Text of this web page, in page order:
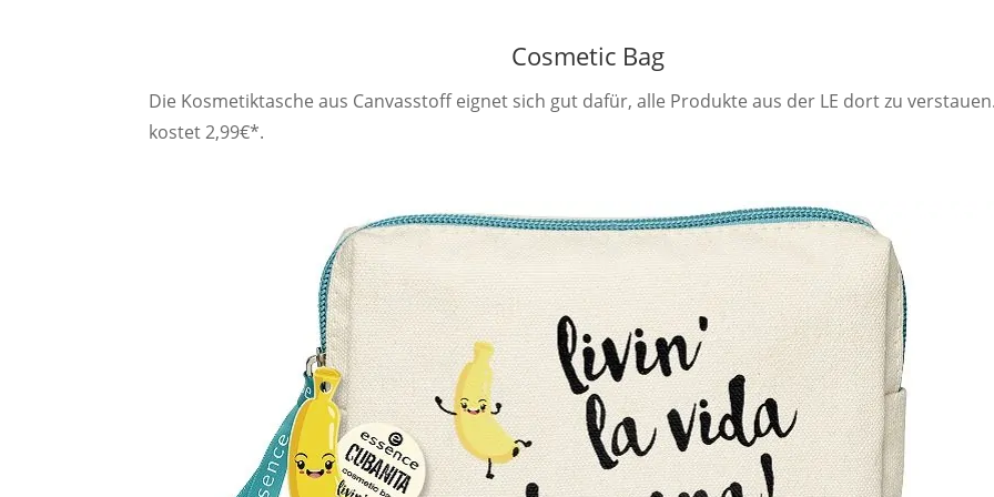
Cosmetic Bag
Die Kosmetiktasche aus Canvasstoff eignet sich gut dafür, alle Produkte aus der LE dort zu
kostet 2,99€*.